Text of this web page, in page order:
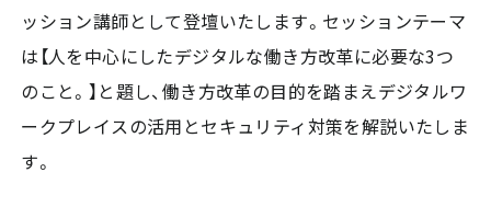
ッション講師として登壇いたします。セッションテーマ
は【人を中心にしたデジタルな働き方改革に必要な3つ
のこと。】と題し、働き方改革の目的を踏まえデジタルワ
ークプレイスの活用とセキュリティ対策を解説いたしま
す。